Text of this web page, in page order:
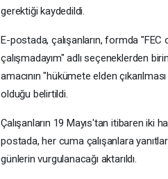
gerektiği kaydedildi.
E-postada, çalışanların, formda "FEC
çalışmadayım" adlı seçeneklerden
amacının "hükümete elden
olduğu belirtildi.
Çalışanların 19 Mayıs'tan itibaren iki
postada, her cuma çalışanlara
günlerin vurgulanacağı aktarıldı.